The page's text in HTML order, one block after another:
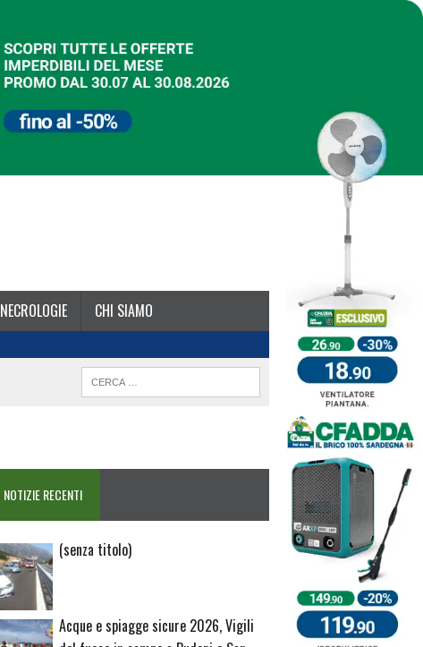
NECROLOGIE CHI SIAMO
NOTIZIE RECENTI
(senza titolo)Articolo
Acque e spiagge sicure 2026, Vigili